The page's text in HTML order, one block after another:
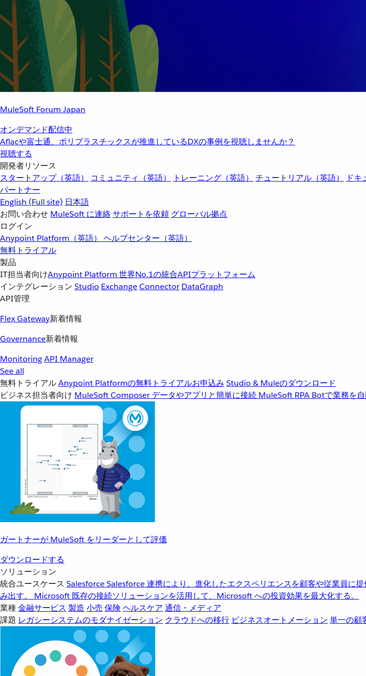
MuleSoft Forum Japan
オンデマンド配信中
Aflacや富士通、ポリプラスチックスが推進しているDXの事例を視聴しませんか？
視聴する
開発者リソース
スタートアップ（英語）
コミュニティ（英語） トレーニング（英語） チュートリアル（英語）
ドキ
パートナー
English (Full site) 日本語
お問い合わせ MuleSoft に連絡サポートを依頼 グローバル拠点
ログイン
Anypoint Platform（英語） ヘルプセンター（英語）
無料トライアル
製品
IT担当者向けAnypoint Platform 世界No.1の統合APIプラットフォーム
インテグレーション Studio ExchangeConnector DataGraph
API管理
Flex Gateway新着情報
Governance新着情報
MonitoringAPI Manager
See all
無料トライアルAnypoint Platformの無料トライアルお申込み Studio & Muleのダウンロード
ビジネス担当者向け MuleSoft Composer データやアプリと簡単に接続 MuleSoft RPA Botで業務を
ガートナーが MuleSoft をリーダーとして評価
ダウンロードする
ソリューション
統合ユースケース SalesforceSalesforce 連携により、進化したエクスペリエンスを顧客や従業員に提
み出す。
Microsoft 既存の接続ソリューションを活用して、Microsoft への投資効果を最大化する。
業種金融サービス 製造 小売 保険 ヘルスケア 通信・メディア
課題 レガシーシステムのモダナイゼーション クラウドへの移行 ビジネスオートメーション 単一の顧